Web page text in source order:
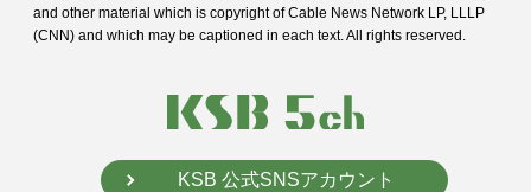
and other material which is copyright of Cable News Network LP, LLLP
(CNN) and which may be captioned in each text. All rights reserved.
KSB 公式SNSアカウント